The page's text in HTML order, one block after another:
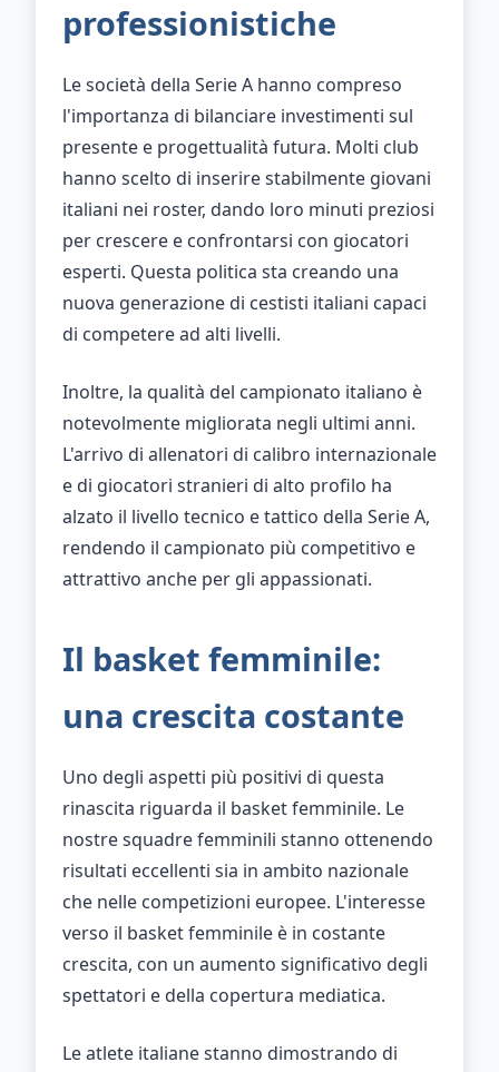
professionistiche
Le società della Serie A hanno compreso
l'importanza di bilanciare investimenti sul
presente e progettualità futura. Molti club
hanno scelto di inserire stabilmente giovani
italiani nei roster, dando loro minuti preziosi
per crescere e confrontarsi con giocatori
esperti. Questa politica sta creando una
nuova generazione di cestisti italiani capaci
di competere ad alti livelli.
Inoltre, la qualità del campionato italiano è
notevolmente migliorata negli ultimi anni.
L'arrivo di allenatori di calibro internazionale
e di giocatori stranieri di alto profilo ha
alzato il livello tecnico e tattico della Serie A,
rendendo il campionato più competitivo e
attrattivo anche per gli appassionati.
Il basket femminile:
una crescita costante
Uno degli aspetti più positivi di questa
rinascita riguarda il basket femminile. Le
nostre squadre femminili stanno ottenendo
risultati eccellenti sia in ambito nazionale
che nelle competizioni europee. L'interesse
verso il basket femminile è in costante
crescita, con un aumento significativo degli
spettatori e della copertura mediatica.
Le atlete italiane stanno dimostrando di